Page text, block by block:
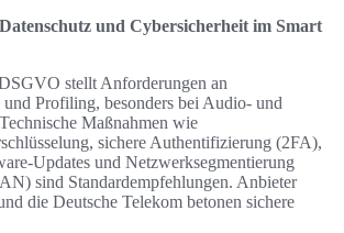
und Cybersicherheit im Smart
stellt Anforderungen an
Profiling, besonders bei Audio‑ und
Maßnahmen wie
sichere Authentifizierung (2FA),
und Netzwerksegmentierung
sind Standardempfehlungen. Anbieter
die Deutsche Telekom betonen sichere